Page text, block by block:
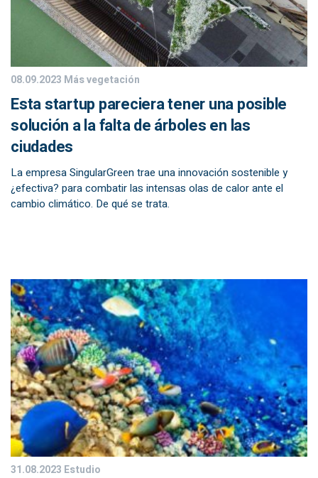
08.09.2023 Más vegetación
Esta startup pareciera tener una posible
solución a la falta de árboles en las
ciudades
La empresa SingularGreen trae una innovación sostenible y
¿efectiva? para combatir las intensas olas de calor ante el
cambio climático. De qué se trata.
31.08.2023 Estudio